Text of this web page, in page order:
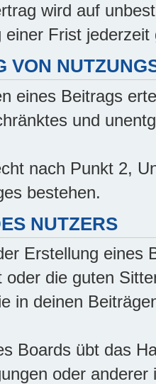
wird auf
einer Frist
VON
eines Beitrags
und
nach Punkt 2,
bestehen.
NUTZERS
Erstellung eines
oder die guten
in deinen
Boards übt das
oder